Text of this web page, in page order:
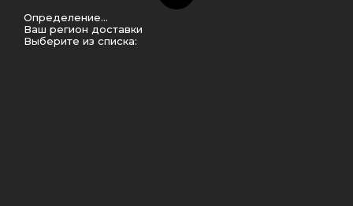
Определение...
Ваш регион доставки
Выберите из списка: